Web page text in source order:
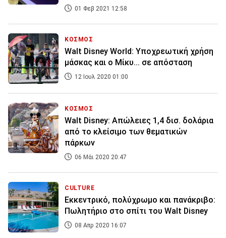
01 Φεβ 2021 12:58
ΚΟΣΜΟΣ
Walt Disney World: Υποχρεωτική χρήση
μάσκας και ο Μίκυ... σε απόσταση
12 Ιουλ 2020 01:00
ΚΟΣΜΟΣ
Walt Disney: Απώλειες 1,4 δισ. δολάρια
από το κλείσιμο των θεματικών
πάρκων
06 Μάι 2020 20:47
CULTURE
Εκκεντρικό, πολύχρωμο και πανάκριβο:
Πωλητήριο στο σπίτι του Walt Disney
08 Απρ 2020 16:07